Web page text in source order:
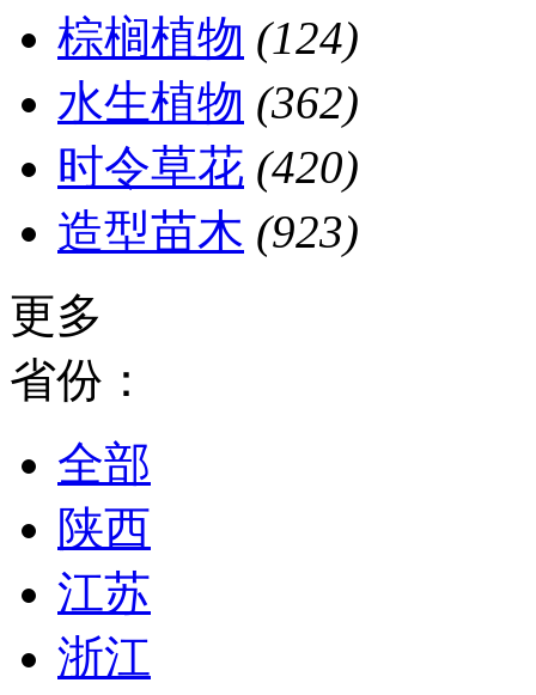
棕榈植物 (124)
水生植物 (362)
时令草花 (420)
造型苗木 (923)
更多
省份：
全部
陕西
江苏
浙江